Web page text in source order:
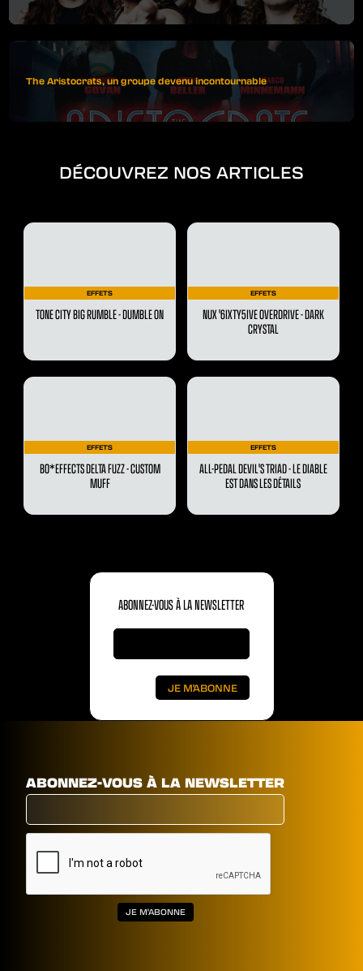
The Aristocrats, un groupe devenu incontournable
DÉCOUVREZ NOS ARTICLES
EFFETS
TONE CITY BIG RUMBLE - DUMBLE ON
EFFETS
NUX '6IXTY5IVE OVERDRIVE - DARK
CRYSTAL
EFFETS
BO*EFFECTS DELTA FUZZ - CUSTOM
MUFF
EFFETS
ALL-PEDAL DEVIL'S TRIAD - LE DIABLE
EST DANS LES DÉTAILS
ABONNEZ-VOUS À LA NEWSLETTER
ABONNEZ-VOUS À LA NEWSLETTER